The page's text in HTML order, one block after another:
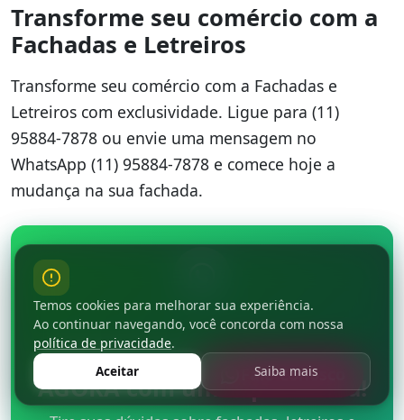
Fale Conosco
Transforme seu comércio com a
Fachadas e Letreiros
Transforme seu comércio com a Fachadas e
Letreiros com exclusividade. Ligue para (11)
95884-7878 ou envie uma mensagem no
WhatsApp (11) 95884-7878 e comece hoje a
mudança na sua fachada.
Não perca mais tempo: fale
AGORA com um especialista!
Temos cookies para melhorar sua experiência.
Ao continuar navegando, você concorda com nossa
política de privacidade.
Aceitar
Saiba mais